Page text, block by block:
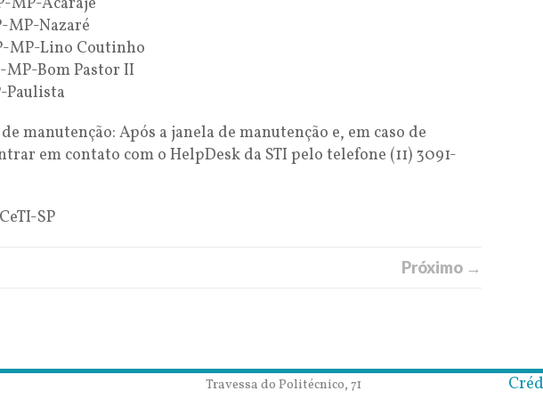
MP-Nazaré
MP-Lino Coutinho
MP-Bom Pastor II
Paulista
manutenção: Após a janela de manutenção e, em caso de
em contato com o HelpDesk da STI pelo telefone (11) 3091-
CeTI-SP
Próximo →
Travessa do Politécnico, 71